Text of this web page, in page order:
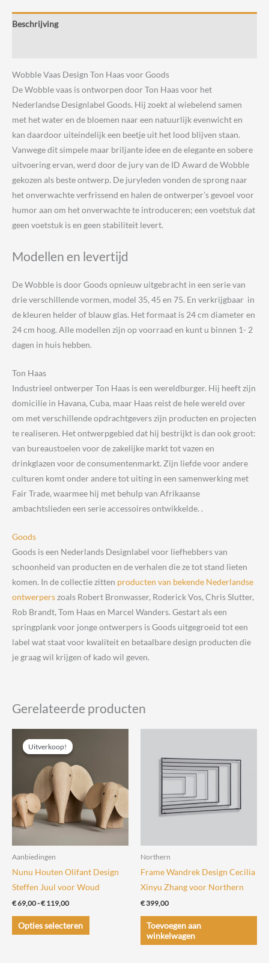
Goods
Beschrijving
Wobble Vaas Design Ton Haas voor Goods
De Wobble vaas is ontworpen door Ton Haas voor het
Nederlandse Designlabel Goods. Hij zoekt al wiebelend samen
met het water en de bloemen naar een natuurlijk evenwicht en
kan daardoor uiteindelijk een beetje uit het lood blijven staan.
Vanwege dit simpele maar briljante idee en de elegante en sobere
uitvoering ervan, werd door de jury van de ID Award de Wobble
gekozen als beste ontwerp. De juryleden vonden de sprong naar
het onverwachte verfrissend en halen de ontwerper’s gevoel voor
humor aan om het onverwachte te introduceren; een voetstuk dat
geen voetstuk is en geen stabiliteit levert.
Modellen en levertijd
De Wobble is door Goods opnieuw uitgebracht in een serie van
drie verschillende vormen, model 35, 45 en 75. En verkrijgbaar in
de kleuren helder of blauw glas. Het formaat is 24 cm diameter en
24 cm hoog. Alle modellen zijn op voorraad en kunt u binnen 1- 2
dagen in huis hebben.
Ton Haas
Industrieel ontwerper Ton Haas is een wereldburger. Hij heeft zijn
domicilie in Havana, Cuba, maar Haas reist de hele wereld over
om met verschillende opdrachtgevers zijn producten en projecten
te realiseren. Het ontwerpgebied dat hij bestrijkt is dan ook groot:
van bureaustoelen voor de zakelijke markt tot vazen en
drinkglazen voor de consumentenmarkt. Zijn liefde voor andere
culturen komt onder andere tot uiting in een samenwerking met
Fair Trade, waarmee hij met behulp van Afrikaanse
ambachtslieden een serie accessoires ontwikkelde. .
Goods
Goods is een Nederlands Designlabel voor liefhebbers van
schoonheid van producten en de verhalen die ze tot stand lieten
komen. In de collectie zitten producten van bekende Nederlandse
ontwerperszoals Robert Bronwasser, Roderick Vos, Chris Slutter,
Rob Brandt, Tom Haas en Marcel Wanders. Gestart als een
springplank voor jonge ontwerpers is Goods uitgegroeid tot een
label wat staat voor kwaliteit en betaalbare design producten die
je graag wil krijgen of kado wil geven.
Gerelateerde producten
Uitverkoop!
Uitverkoop!
Aanbiedingen
Nunu Houten Olifant Design
Steffen Juul voor Woud
€69,00-€119,00Prijsklasse:
tot
€ 119,00
Opties selecteren
Dit
product
Northern
Frame Wandrek Design Cecilia
Xinyu Zhang voor Northern
€399,00
Toevoegen aan
winkelwagen